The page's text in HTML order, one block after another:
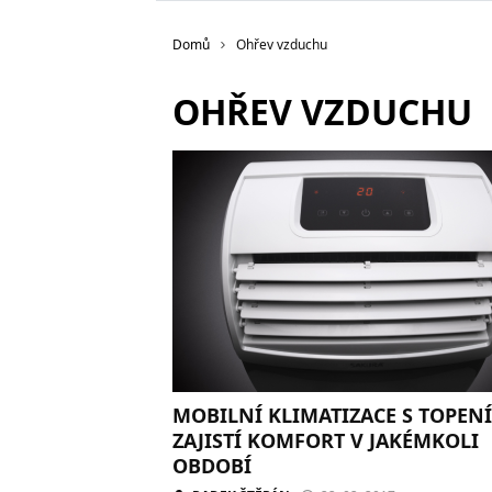
Domů Ohřev vzduchu
OHŘEV VZDUCHU
MOBILNÍ KLIMATIZACE S
ZAJISTÍ KOMFORT V JAKÉMKOLI
OBDOBÍ